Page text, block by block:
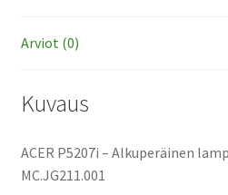
Arviot (0)
Kuvaus
ACER P5207i – Alkuperäinen
MC.JG211.001